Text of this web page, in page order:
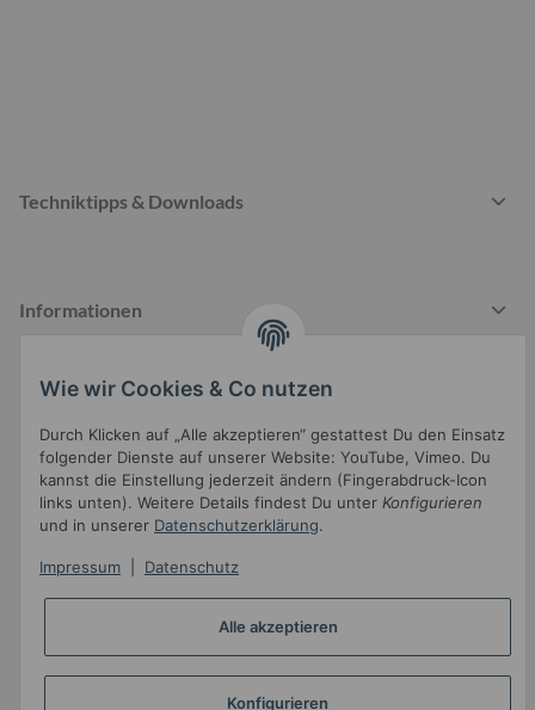
Techniktipps & Downloads
Informationen
Widerrufsbutton
* Alle Preise inkl. gesetzlicher USt.
Wie wir Cookies & Co nutzen
Durch Klicken auf „Alle akzeptieren“ gestattest Du den Einsatz
folgender Dienste auf unserer Website: YouTube, Vimeo. Du
kannst die Einstellung jederzeit ändern (Fingerabdruck-Icon
links unten). Weitere Details findest Du unter Konfigurieren
und in unserer Datenschutzerklärung.
Impressum Datenschutz
Alle akzeptieren
Konfigurieren